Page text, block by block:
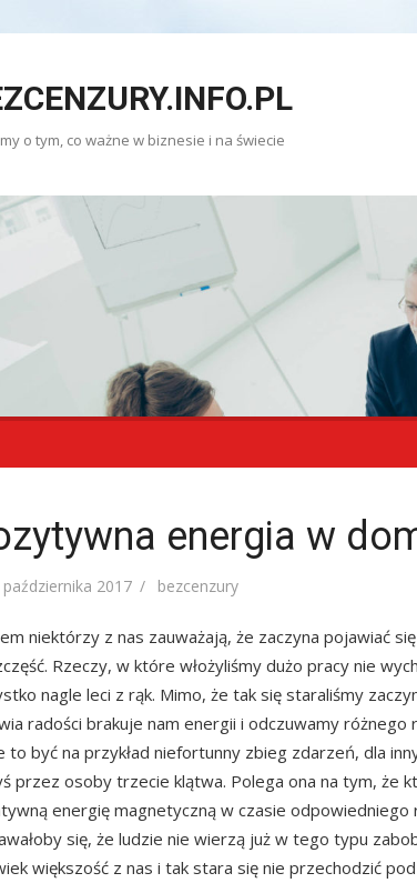
o tym, co ważne w biznesie i na świecie
energia w
października 2017 Author
bezcenzury
niektórzy z nas zauważają, że zaczyna pojawiać
Rzeczy, w które włożyliśmy dużo pracy nie
nagle leci z rąk. Mimo, że tak się staraliśmy
radości brakuje nam energii i odczuwamy różnego
to być na przykład niefortunny zbieg zdarzeń, dla
przez osoby trzecie klątwa. Polega ona na tym, że
energię magnetyczną w czasie odpowiedniego
się, że ludzie nie wierzą już w tego typu
większość z nas i tak stara się nie przechodzić